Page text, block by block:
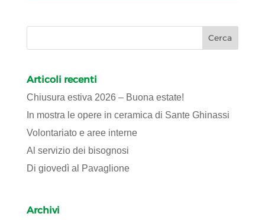
Articoli recenti
Chiusura estiva 2026 – Buona estate!
In mostra le opere in ceramica di Sante Ghinassi
Volontariato e aree interne
Al servizio dei bisognosi
Di giovedì al Pavaglione
Archivi